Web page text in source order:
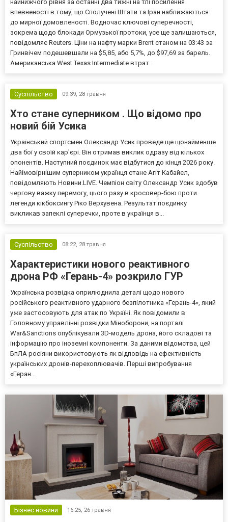
найнижчого рівня за останні два тижні на тлі посилення
впевненості в тому, що Сполучені Штати та Іран наближаються
до мирної домовленості. Водночас ключові суперечності,
зокрема щодо блокади Ормузької протоки, усе ще залишаються,
повідомляє Reuters. Ціни на нафту марки Brent станом на 03:43 за
Гринвічем подешевшали на $5,85, або 5,7%, до $97,69 за барель.
Американська West Texas Intermediate втрат...
Суспільство 09:39, 28 травня
Хто стане суперником . Що відомо про
новий бій Усика
Український спортсмен Олександр Усик проведе ще щонайменше
два бої у своїй кар'єрі. Він отримав виклик одразу від кількох
опонентів. Наступний поєдинок має відбутися до кінця 2026 року.
Найімовірнішим суперником українця стане Агіт Кабайєл,
повідомляють Новини.LIVE. Чемпіон світу Олександр Усик здобув
чергову важку перемогу, цього разу в кросовер-бою проти
легенди кікбоксингу Ріко Верхувена. Результат поєдинку
викликав запеклі суперечки, проте в українця в...
Суспільство 08:22, 28 травня
Характеристики нового реактивного
дрона РФ «Герань-4» розкрило ГУР
Українська розвідка оприлюднила деталі щодо нового
російського реактивного ударного безпілотника «Герань-4», який
уже застосовують для атак по Україні. Як повідомили в
Головному управлінні розвідки Міноборони, на порталі
War&Sanctions опублікували 3D-модель дрона, його складові та
інформацію про іноземні компоненти. За даними відомства, цей
БпЛА росіяни використовують як відповідь на ефективність
українських дронів-перехоплювачів. Перші випробування
«Геран...
Бізнес новини 16:25, 26 травня